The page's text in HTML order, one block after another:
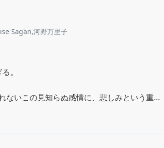
Sagan,河野万里子
。
ないこの見知らぬ感情に、悲しみという重々